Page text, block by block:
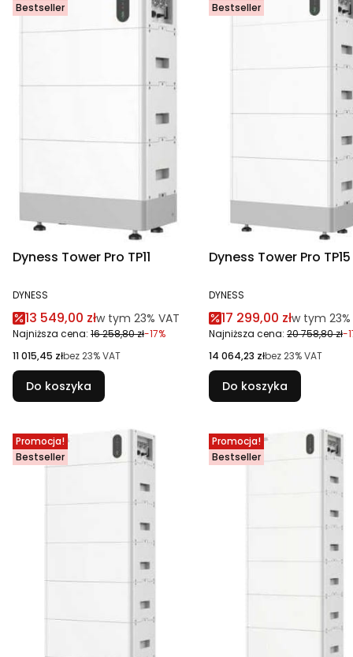
Bestseller
Dyness Tower Pro TP11
PRODUCENT
DYNESS
Cena promocyjna brutto
13 549,00 złw tym %s VAT
w tym 23% VAT
Najniższa cena: 16 258,80 zł-17%
Cena netto
11 015,45 złbez 23% VAT
Do koszyka
Bestseller
Dyness Tower Pro TP15
PRODUCENT
DYNESS
Cena promocyjna
17 299,00 złw tym %s
w tym 23%
Najniższa cena: 20 758,80 zł-
Cena netto
14 064,23 złbez 23% VAT
Do koszyka
Promocja!
Bestseller
Promocja!
Bestseller